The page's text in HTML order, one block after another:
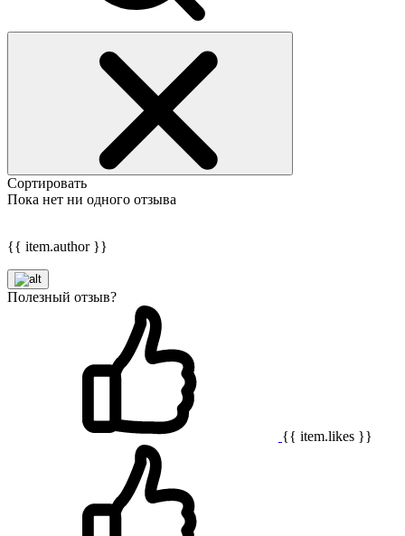
Сортировать
Пока нет ни одного отзыва
{{ item.author }}
Полезный отзыв?
{{ item.likes }}